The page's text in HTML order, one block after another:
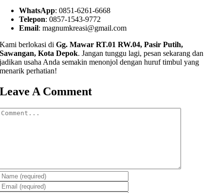
WhatsApp: 0851-6261-6668
Telepon: 0857-1543-9772
Email:magnumkreasi@gmail.com
Kami berlokasi diGg. Mawar RT.01 RW.04, Pasir Putih,
Sawangan, Kota Depok. Jangan tunggu lagi, pesan sekarang dan
jadikan usaha Anda semakin menonjol dengan huruf timbul yang
menarik perhatian!
Leave A Comment